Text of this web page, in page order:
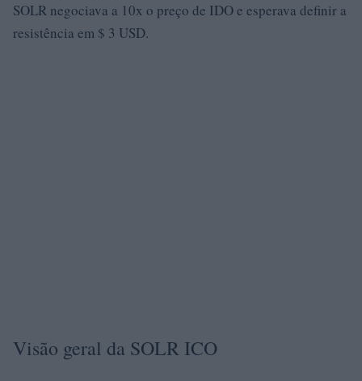
SOLR negociava a 10x o preço de IDO e esperava definir a
resistência em $ 3 USD.
Visão geral da SOLR ICO